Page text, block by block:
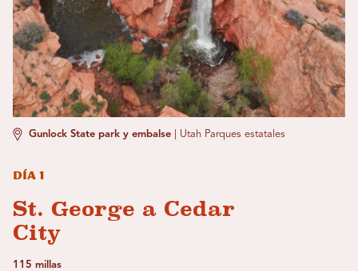
Gunlock State park y embalse Utah Parques estatales
Día 1
St. George a Cedar
City
115 millas